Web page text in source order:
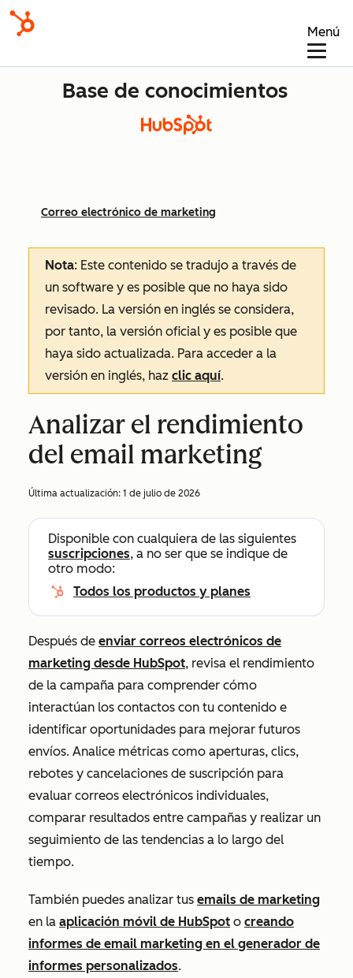
Menú
Base de conocimientos
Correo electrónico de marketing
Nota: Este contenido se tradujo a través de
un software y es posible que no haya sido
revisado. La versión en inglés se considera,
por tanto, la versión oficial y es posible que
haya sido actualizada. Para acceder a la
versión en inglés, haz clic aquí.
Analizar el rendimiento
del email marketing
Última actualización: 1 de julio de 2026
Disponible con cualquiera de las siguientes
suscripciones, a no ser que se indique de
otro modo:
Todos los productos y planes
Después de enviar correos electrónicos de
marketing desde HubSpot, revisa el rendimiento
de la campaña para comprender cómo
interactúan los contactos con tu contenido e
identificar oportunidades para mejorar futuros
envíos. Analice métricas como aperturas, clics,
rebotes y cancelaciones de suscripción para
evaluar correos electrónicos individuales,
comparar resultados entre campañas y realizar un
seguimiento de las tendencias a lo largo del
tiempo.
También puedes analizar tus emails de marketing
en la aplicación móvil de HubSpot o creando
informes de email marketing en el generador de
informes personalizados.